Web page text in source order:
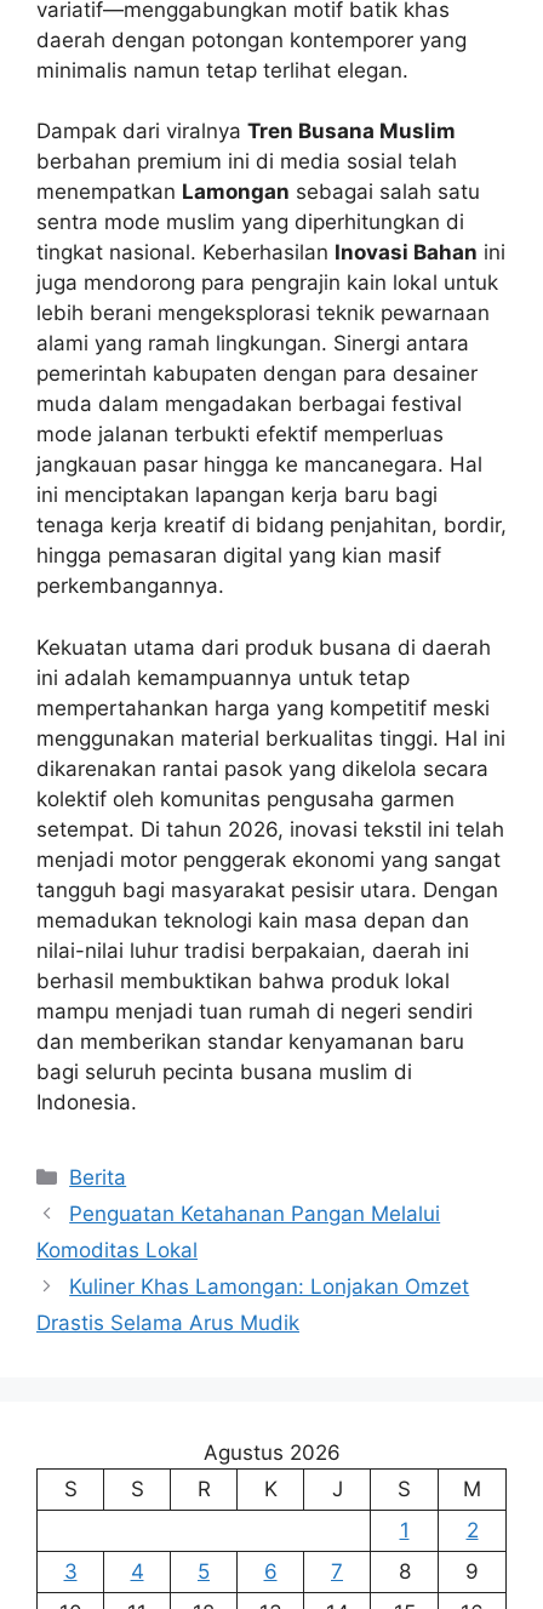
variatif—menggabungkan motif batik khas
daerah dengan potongan kontemporer yang
minimalis namun tetap terlihat elegan.
Dampak dari viralnya Tren Busana Muslim
berbahan premium ini di media sosial telah
menempatkan Lamongan sebagai salah satu
sentra mode muslim yang diperhitungkan di
tingkat nasional. Keberhasilan Inovasi Bahan ini
juga mendorong para pengrajin kain lokal untuk
lebih berani mengeksplorasi teknik pewarnaan
alami yang ramah lingkungan. Sinergi antara
pemerintah kabupaten dengan para desainer
muda dalam mengadakan berbagai festival
mode jalanan terbukti efektif memperluas
jangkauan pasar hingga ke mancanegara. Hal
ini menciptakan lapangan kerja baru bagi
tenaga kerja kreatif di bidang penjahitan, bordir,
hingga pemasaran digital yang kian masif
perkembangannya.
Kekuatan utama dari produk busana di daerah
ini adalah kemampuannya untuk tetap
mempertahankan harga yang kompetitif meski
menggunakan material berkualitas tinggi. Hal ini
dikarenakan rantai pasok yang dikelola secara
kolektif oleh komunitas pengusaha garmen
setempat. Di tahun 2026, inovasi tekstil ini telah
menjadi motor penggerak ekonomi yang sangat
tangguh bagi masyarakat pesisir utara. Dengan
memadukan teknologi kain masa depan dan
nilai-nilai luhur tradisi berpakaian, daerah ini
berhasil membuktikan bahwa produk lokal
mampu menjadi tuan rumah di negeri sendiri
dan memberikan standar kenyamanan baru
bagi seluruh pecinta busana muslim di
Indonesia.
Kategori
Berita
Penguatan Ketahanan Pangan Melalui
Komoditas Lokal
Kuliner Khas Lamongan: Lonjakan Omzet
Drastis Selama Arus Mudik
Agustus 2026
S
S R K J S
M
1
2
3
4 5 6 7 8
9